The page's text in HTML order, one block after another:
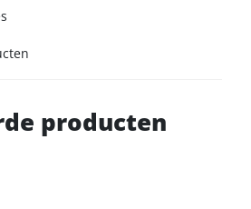
producten